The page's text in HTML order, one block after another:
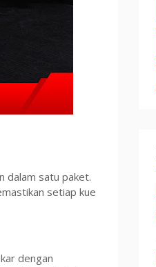
dalam satu paket.
setiap kue
dengan